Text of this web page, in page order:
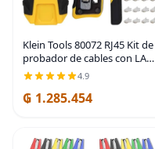
Klein Tools 80072 RJ45 Kit de
probador de cables con LAN
Scout Jr. 2, herramienta de
crimpadora coaxial,
pelacables, cortador y
4.9
₲ 1.285.454